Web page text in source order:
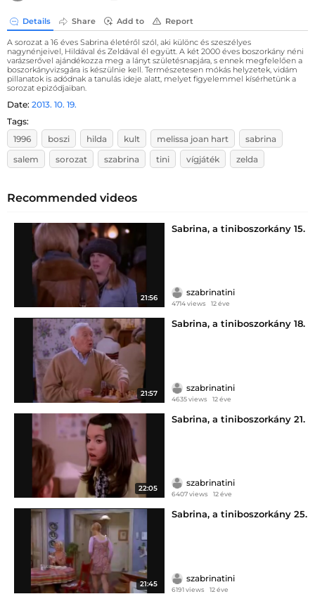
Details Share Add to Report
A sorozat a 16 éves Sabrina életéről szól, aki különc és szeszélyes
nagynénjeivel, Hildával és Zeldával él együtt. A két 2000 éves boszorkány néni
varázserővel ajándékozza meg a lányt születésnapjára, s ennek megfelelően a
boszorkányvizsgára is készülnie kell. Természetesen mókás helyzetek, vidám
pillanatok is adódnak a tanulás ideje alatt, melyet figyelemmel kísérhetünk a
sorozat epizódjaiban.
Date: 2013. 10. 19.
Tags:
1996
boszi hilda kult melissa joan hart
sabrina
salem
sorozat szabrina tini vígjáték zelda
Recommended videos
21:56
Sabrina, a tiniboszorkány 15.
szabrinatini
4714 views 12 éve
21:57
Sabrina, a tiniboszorkány 18.
szabrinatini
4635 views 12 éve
22:05
Sabrina, a tiniboszorkány 21.
szabrinatini
6407 views 12 éve
21:45
Sabrina, a tiniboszorkány 25.
szabrinatini
6191 views 12 éve